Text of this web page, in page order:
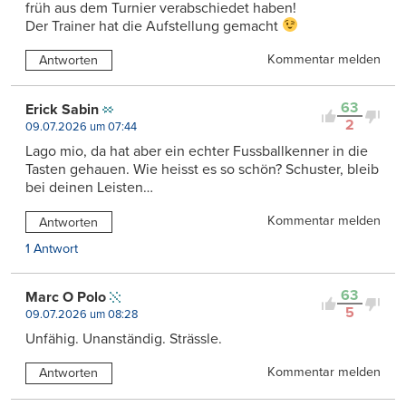
früh aus dem Turnier verabschiedet haben!
Der Trainer hat die Aufstellung gemacht
Antworten Kommentar melden
63
2
Erick Sabin
09.07.2026 um 07:44
Lago mio, da hat aber ein echter Fussballkenner in die
Tasten gehauen. Wie heisst es so schön? Schuster, bleib
bei deinen Leisten…
Antworten
Kommentar melden
1 Antwort
63
5
Marc O Polo
09.07.2026 um 08:28
Unfähig. Unanständig. Strässle.
Antworten Kommentar melden